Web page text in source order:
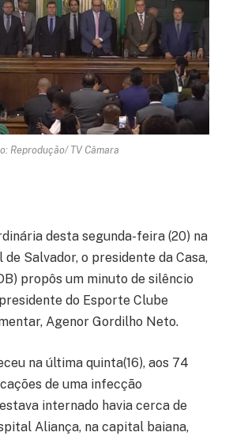
Reprodução/ TV Câmara
desta segunda-feira (20) na
Salvador, o presidente da Casa,
propôs um minuto de silêncio
do Esporte Clube
Agenor Gordilho Neto.
na última quinta(16), aos 74
de uma infecção
internado havia cerca de
Aliança, na capital baiana,